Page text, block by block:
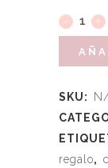
SKU:
regalo,